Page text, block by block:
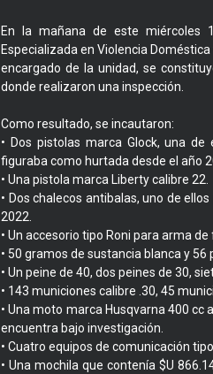
En la mañana de este miércoles
Especializada en Violencia
encargado de la unidad, se
donde realizaron una inspección.
Como resultado, se incautaron:
• Dos pistolas marca Glock, una
figuraba como hurtada desde el año
• Una pistola marca Liberty calibre 22.
• Dos chalecos antibalas, uno de
2022.
• Un accesorio tipo Roni para arma de
• 50 gramos de sustancia blanca y
• Un peine de 40, dos peines de 30,
• 143 municiones calibre .30, 45
• Una moto marca Husqvarna 400
encuentra bajo investigación.
• Cuatro equipos de comunicación
• Una mochila que contenía $U